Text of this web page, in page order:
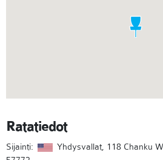
Ratatiedot
Sijainti:
Yhdysvallat, 118 Chanku